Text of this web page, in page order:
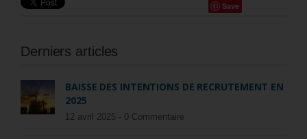
Save
Derniers articles
BAISSE DES INTENTIONS DE RECRUTEMENT EN
2025
12 avril 2025 - 0 Commentaire